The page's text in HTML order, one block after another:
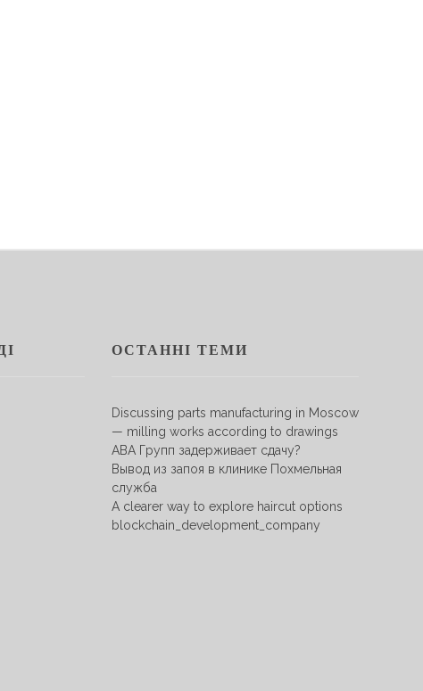
ОСТАННІ ТЕМИ
Discussing parts manufacturing in Moscow
— milling works according to drawings
АВА Групп задерживает сдачу?
Вывод из запоя в клинике Похмельная
служба
A clearer way to explore haircut options
blockchain_development_company